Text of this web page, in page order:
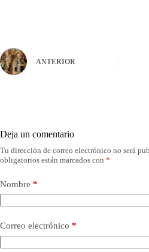
ANTERIOR
Deja un comentario
Tu dirección de correo electrónico no será
obligatorios están marcados con *
Nombre *
Correo electrónico *